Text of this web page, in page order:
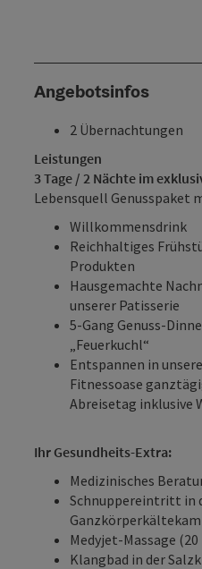
Angebotsinfos
2 Übernachtungen
Leistungen
3 Tage / 2 Nächte im
Lebensquell Genusspaket
Willkommensdrink
Reichhaltiges
Produkten
Hausgemachte
unserer Patisserie
5-Gang Genuss-
„Feuerkuchl“
Entspannen in
Fitnessoase
Abreisetag inklusive
Ihr Gesundheits-Extra:
Medizinisches
Schnuppereintritt in
Medyjet-Massage (20
Klangbad in der